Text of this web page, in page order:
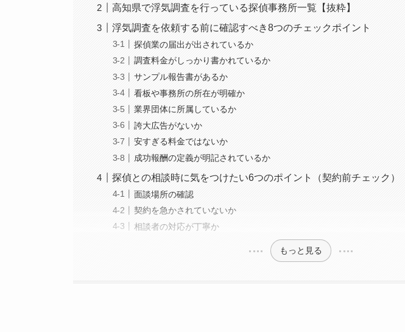
高知県で浮気調査を行っている探偵事務所一覧【抜粋】
浮気調査を依頼する前に確認すべき8つのチェックポイント
探偵業の届出が出されているか
調査料金がしっかり書かれているか
サンプル報告書があるか
看板や事務所の所在が明確か
業界団体に所属しているか
誇大広告がないか
安すぎる料金ではないか
成功報酬の定義が明記されているか
探偵との相談時に気をつけたい6つのポイント（契約前チェック）
面談場所の確認
契約を急かされていないか
相談者の対応が丁寧か
もっと見る